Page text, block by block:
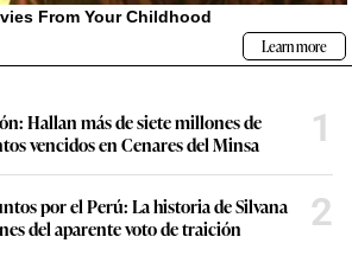
Hallan más de siete millones de
vencidos en Cenares del Minsa
1
por el Perú: La historia de Silvana
del aparente voto de traición
2